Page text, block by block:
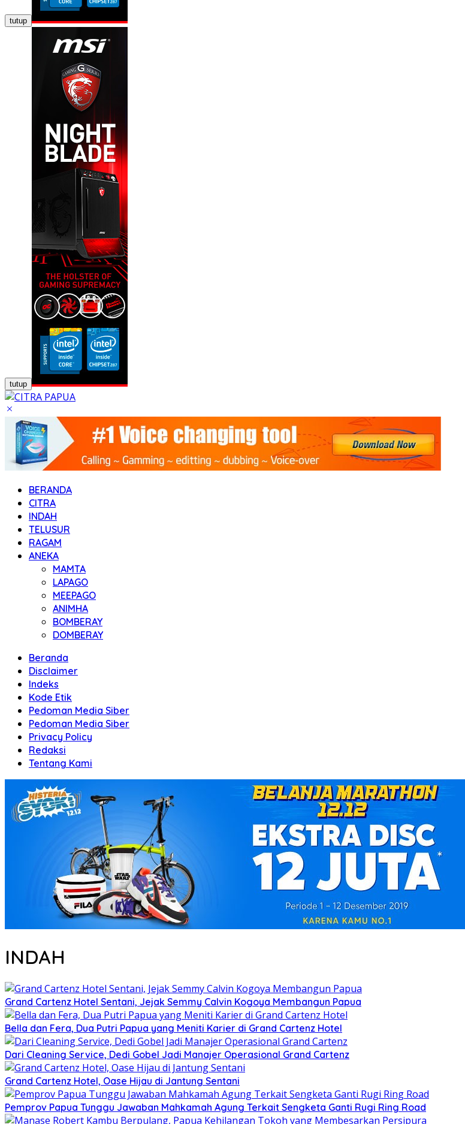
tutup
tutup
BERANDA
CITRA
INDAH
TELUSUR
RAGAM
ANEKA
MAMTA
LAPAGO
MEEPAGO
ANIMHA
BOMBERAY
DOMBERAY
Beranda
Disclaimer
Indeks
Kode Etik
Pedoman Media Siber
Pedoman Media Siber
Privacy Policy
Redaksi
Tentang Kami
INDAH
Grand Cartenz Hotel Sentani, Jejak Semmy Calvin Kogoya Membangun Papua
Bella dan Fera, Dua Putri Papua yang Meniti Karier di Grand Cartenz Hotel
Dari Cleaning Service, Dedi Gobel Jadi Manajer Operasional Grand Cartenz
Grand Cartenz Hotel, Oase Hijau di Jantung Sentani
Pemprov Papua Tunggu Jawaban Mahkamah Agung Terkait Sengketa Ganti Rugi Ring Road